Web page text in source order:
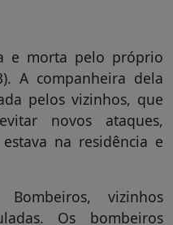
e morta pelo próprio
A companheira dela
pelos vizinhos, que
novos ataques,
na residência e
vizinhos
Os bombeiros